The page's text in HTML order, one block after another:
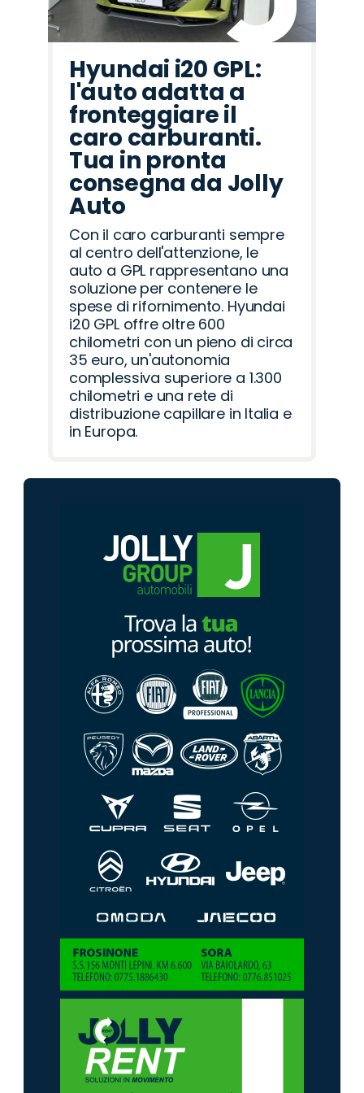
Hyundai i20 GPL:
l'auto adatta a
fronteggiare il
caro carburanti.
Tua in pronta
consegna da Jolly
Auto
Con il caro carburanti sempre
al centro dell'attenzione, le
auto a GPL rappresentano una
soluzione per contenere le
spese di rifornimento. Hyundai
i20 GPL offre oltre 600
chilometri con un pieno di circa
35 euro, un'autonomia
complessiva superiore a 1.300
chilometri e una rete di
distribuzione capillare in Italia e
in Europa.